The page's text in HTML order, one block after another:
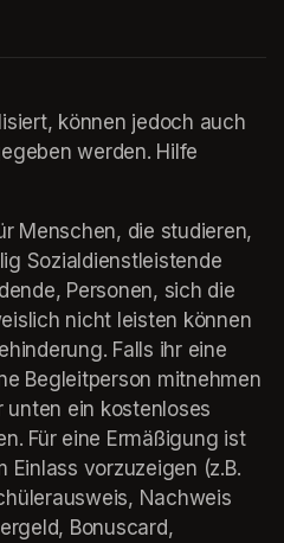
können jedoch auch
a new tab)werden. Hilfe
new tab)
Menschen, die studieren,
Sozialdienstleistende
Personen, sich die
nicht leisten können
Falls ihr eine
Begleitperson mitnehmen
ein kostenloses
Für eine Ermäßigung ist
vorzuzeigen (z.B.
Nachweis
Bonuscard,